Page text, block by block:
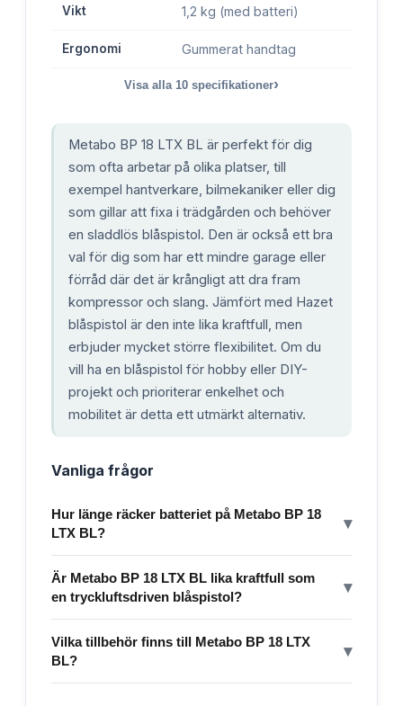
Vikt 1,2 kg (med batteri)
Ergonomi Gummerat handtag
Visa alla 10 specifikationer›
Metabo BP 18 LTX BL är perfekt för dig
som ofta arbetar på olika platser, till
exempel hantverkare, bilmekaniker eller dig
som gillar att fixa i trädgården och behöver
en sladdlös blåspistol. Den är också ett bra
val för dig som har ett mindre garage eller
förråd där det är krångligt att dra fram
kompressor och slang. Jämfört med Hazet
blåspistol är den inte lika kraftfull, men
erbjuder mycket större flexibilitet. Om du
vill ha en blåspistol för hobby eller DIY-
projekt och prioriterar enkelhet och
mobilitet är detta ett utmärkt alternativ.
Vanliga frågor
Hur länge räcker batteriet på Metabo BP 18
LTX BL?
▾
Är Metabo BP 18 LTX BL lika kraftfull som
en tryckluftsdriven blåspistol?
▾
Vilka tillbehör finns till Metabo BP 18 LTX
BL?
▾